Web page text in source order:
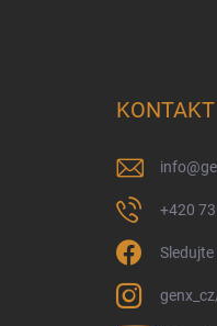
KONTAKT
info@
+420